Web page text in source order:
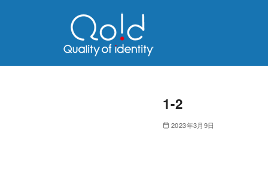
1-2
2023年3月9日